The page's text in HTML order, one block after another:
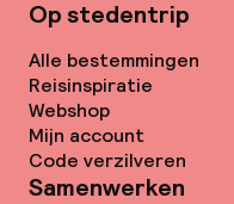
Op stedentrip
Alle bestemmingen
Reisinspiratie
Webshop
Mijn account
Code verzilveren
Samenwerken